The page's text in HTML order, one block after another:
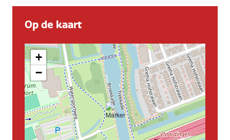
Op de kaart
+
−